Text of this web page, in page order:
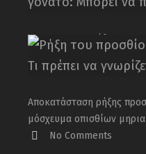
No
Ρήξη του
πρέπει να
No
Αποκατάσταση ρήξης
μόσχευμα οπισθίων
No Comments